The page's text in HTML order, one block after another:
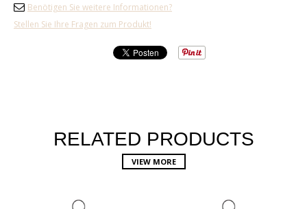
Benötigen Sie weitere Informationen?
Stellen Sie Ihre Fragen zum Produkt!
RELATED PRODUCTS
VIEW MORE